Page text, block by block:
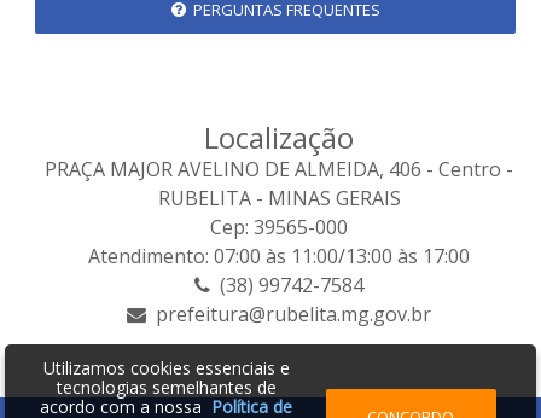
PERGUNTAS FREQUENTES
Localização
PRAÇA MAJOR AVELINO DE ALMEIDA, 406 - Centro -
RUBELITA - MINAS GERAIS
Cep: 39565-000
Atendimento: 07:00 às 11:00/13:00 às 17:00
(38) 99742-7584
prefeitura@rubelita.mg.gov.br
Utilizamos cookies essenciais e
tecnologias semelhantes de
acordo com a nossa Política de